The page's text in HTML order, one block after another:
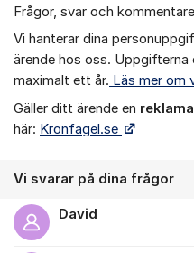
Frågor, svar och
Vi hanterar dina
ärende hos oss.
maximalt ett år. Läs mer om
Gäller ditt ärende en r
här: Kronfagel.se
Vi svarar på dina frågor
David